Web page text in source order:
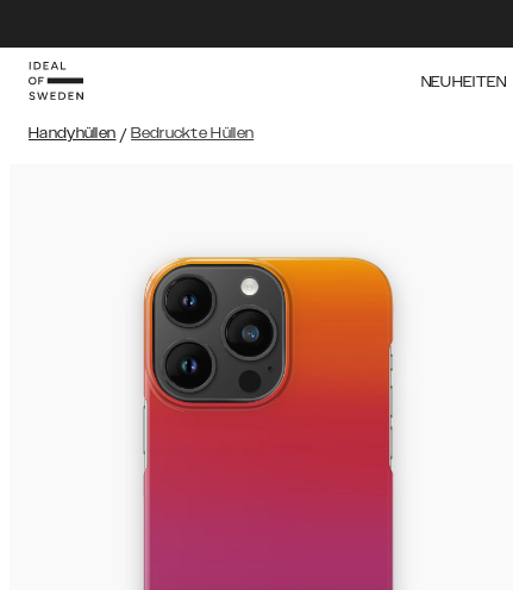
NEUHEITEN
Handyhüllen / Bedruckte Hüllen